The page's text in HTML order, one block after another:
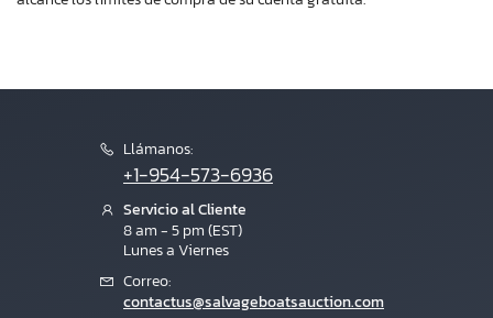
Llámanos:
+1-954-573-6936
Servicio al Cliente
8 am - 5 pm (EST)
Lunes a Viernes
Correo:
contactus@salvageboatsauction.com